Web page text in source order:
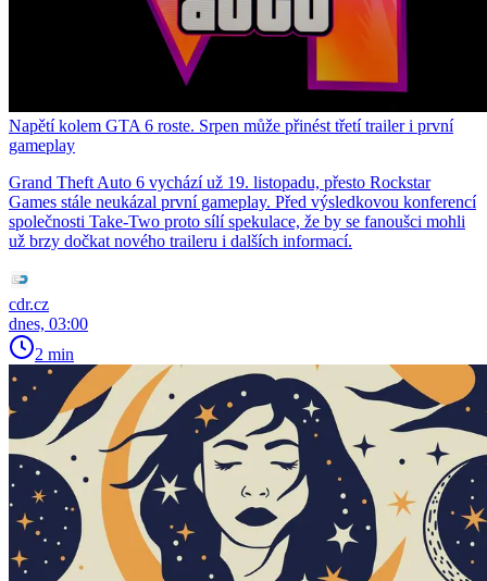
Napětí kolem GTA 6 roste. Srpen může přinést třetí trailer i první
gameplay
Grand Theft Auto 6 vychází už 19. listopadu, přesto Rockstar
Games stále neukázal první gameplay. Před výsledkovou konferencí
společnosti Take-Two proto sílí spekulace, že by se fanoušci mohli
už brzy dočkat nového traileru i dalších informací.
cdr.cz
dnes, 03:00
2 min